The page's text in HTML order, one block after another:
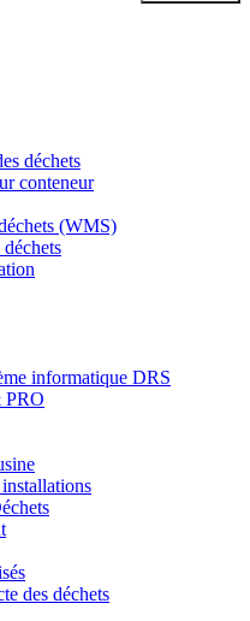
déchets
conteneur
(WMS)
informatique DRS
PRO
des déchets